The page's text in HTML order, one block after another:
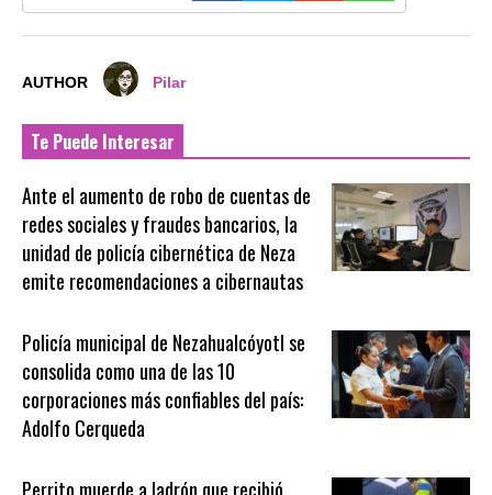
AUTHOR Pilar
Te Puede Interesar
Ante el aumento de robo de cuentas de
redes sociales y fraudes bancarios, la
unidad de policía cibernética de Neza
emite recomendaciones a cibernautas
Policía municipal de Nezahualcóyotl se
consolida como una de las 10
corporaciones más confiables del país:
Adolfo Cerqueda